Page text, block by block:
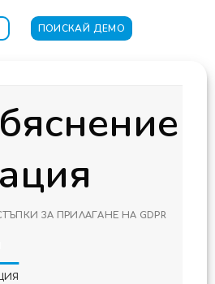
ПОИСКАЙ ДЕМО
ЗА ПРИЛАГАНЕ НА GDPR